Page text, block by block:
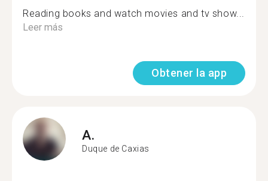
Reading books and watch movies and tv show...
Leer más
Obtener la app
A.
Duque de Caxias